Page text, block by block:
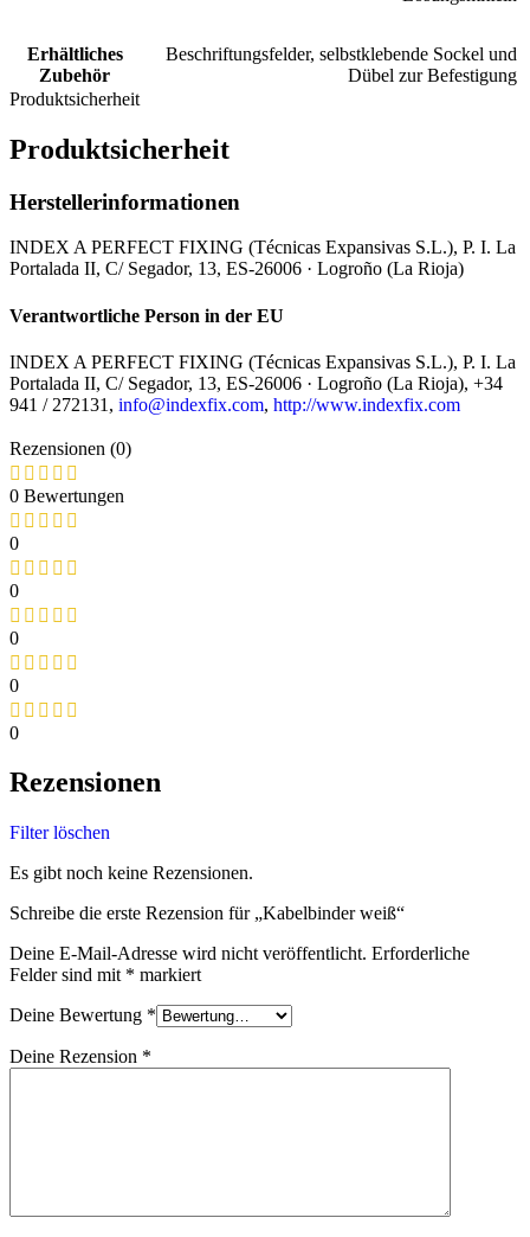
Erhältliches
Zubehör
Beschriftungsfelder, selbstklebende Sockel und
Dübel zur Befestigung
Produktsicherheit
Produktsicherheit
Herstellerinformationen
INDEX A PERFECT FIXING (Técnicas Expansivas S.L.), P. I. La
Portalada II, C/ Segador, 13, ES-26006 · Logroño (La Rioja)
Verantwortliche Person in der EU
INDEX A PERFECT FIXING (Técnicas Expansivas S.L.), P. I. La
Portalada II, C/ Segador, 13, ES-26006 · Logroño (La Rioja), +34
941 / 272131, info@indexfix.com, http://www.indexfix.com
Rezensionen (0)
0 Bewertungen
0
0
0
0
0
Rezensionen
Filter löschen
Es gibt noch keine Rezensionen.
Schreibe die erste Rezension für „Kabelbinder weiß“
Deine E-Mail-Adresse wird nicht veröffentlicht. Erforderliche
Felder sind mit * markiert
Deine Bewertung *
Deine Rezension *